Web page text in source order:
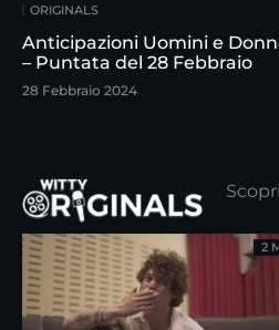
ORIGINALS
Anticipazioni Uomini e
– Puntata del 28 Febbraio
28 Febbraio 2024
2